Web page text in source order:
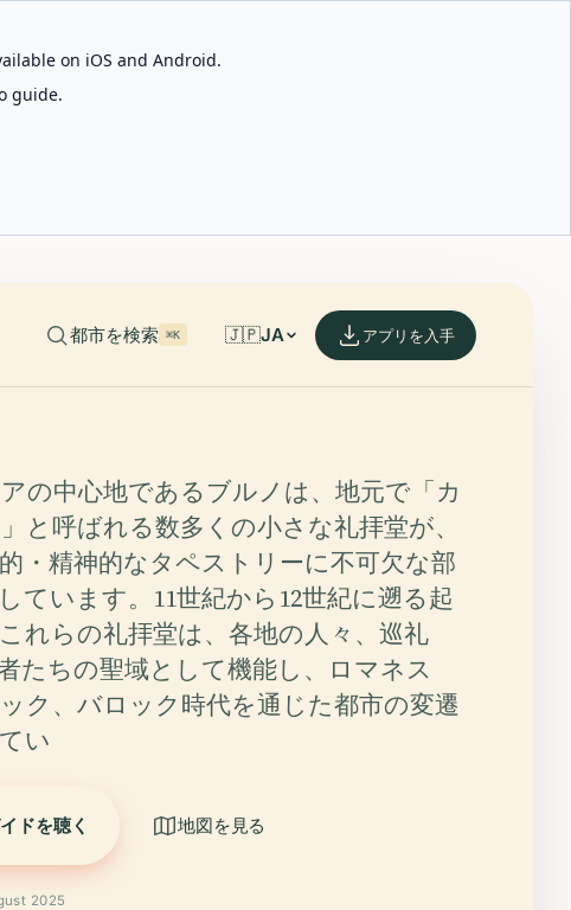
on iOS and Android.
guide.
都市を検索 ⌘K 🇯🇵JA アプリを入手
の中心地であるブルノは、地元で「カ
と呼ばれる数多くの小さな礼拝堂が、
・精神的なタペストリーに不可欠な部
ています。11世紀から12世紀に遡る起
れらの礼拝堂は、各地の人々、巡礼
たちの聖域として機能し、ロマネス
ク、バロック時代を通じた都市の変遷
い
ドを聴く 地図を見る
2025